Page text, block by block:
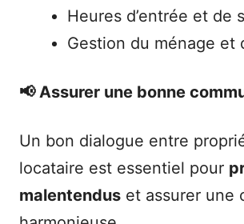
Heures d’entrée et de
Gestion du ménage et
📢 Assurer une bonne
Un bon dialogue entre
locataire est essentiel pour
malentendus et assurer une